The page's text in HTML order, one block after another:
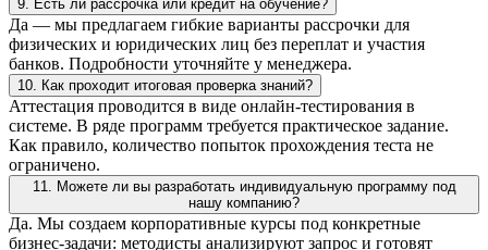
9. Есть ли рассрочка или кредит на обучение?
Да — мы предлагаем гибкие варианты рассрочки для
физических и юридических лиц без переплат и участия
банков. Подробности уточняйте у менеджера.
10. Как проходит итоговая проверка знаний?
Аттестация проводится в виде онлайн-тестирования в
системе. В ряде программ требуется практическое задание.
Как правило, количество попыток прохождения теста не
ограничено.
11. Можете ли вы разработать индивидуальную программу под
нашу компанию?
Да. Мы создаем корпоративные курсы под конкретные
бизнес-задачи: методисты анализируют запрос и готовят